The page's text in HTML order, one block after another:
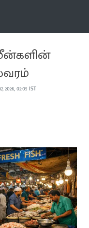
2026, 02:05 IST